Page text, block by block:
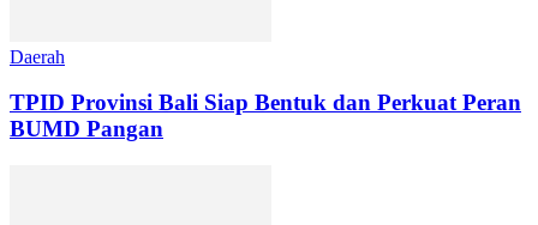
Daerah
TPID Provinsi Bali Siap Bentuk dan Perkuat Peran
BUMD Pangan